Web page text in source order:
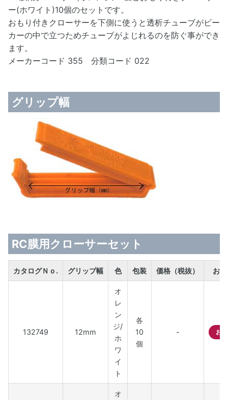
ー(ホワイト)10個のセットです。
おもり付きクローサーを下側に使うと透析チューブがビー
カーの中で立つためチューブがよじれるのを防ぐ事ができ
ます。
メーカーコード 355 分類コード 022
グリップ幅
RC膜用クローサーセット
カタログＮｏ. グリップ幅 色 包装 価格（税抜） お
132749 12mm
オ
レ
ン
ジ/
ホ
ワ
イ
ト
各
10
個
- お
オ